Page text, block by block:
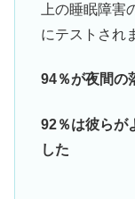
上の睡眠障
にテストされ
94％が夜間の
92％は彼らが
した